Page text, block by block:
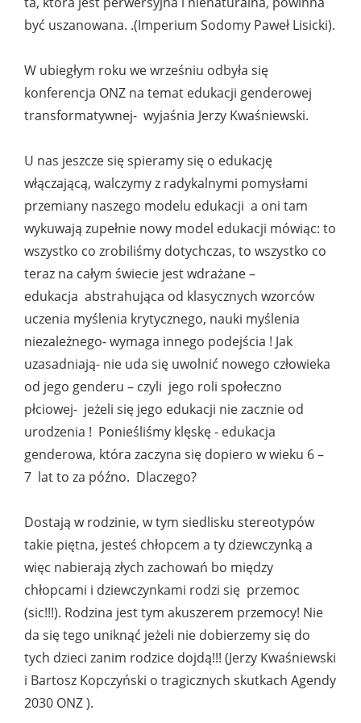
być uszanowana. .(Imperium Sodomy Paweł Lisicki).
W ubiegłym roku we wrześniu odbyła się
konferencja ONZ na temat edukacji genderowej
transformatywnej- wyjaśnia Jerzy Kwaśniewski.
U nas jeszcze się spieramy się o edukację
włączającą, walczymy z radykalnymi pomysłami
przemiany naszego modelu edukacji a oni tam
wykuwają zupełnie nowy model edukacji mówiąc: to
wszystko co zrobiliśmy dotychczas, to wszystko co
teraz na całym świecie jest wdrażane –
edukacja abstrahująca od klasycznych wzorców
uczenia myślenia krytycznego, nauki myślenia
niezależnego- wymaga innego podejścia ! Jak
uzasadniają- nie uda się uwolnić nowego człowieka
od jego genderu – czyli jego roli społeczno
płciowej- jeżeli się jego edukacji nie zacznie od
urodzenia ! Ponieśliśmy klęskę - edukacja
genderowa, która zaczyna się dopiero w wieku 6 –
7 lat to za późno. Dlaczego?
Dostają w rodzinie, w tym siedlisku stereotypów
takie piętna, jesteś chłopcem a ty dziewczynką a
więc nabierają złych zachowań bo między
chłopcami i dziewczynkami rodzi się przemoc
(sic!!!). Rodzina jest tym akuszerem przemocy! Nie
da się tego uniknąć jeżeli nie dobierzemy się do
tych dzieci zanim rodzice dojdą!!! (Jerzy Kwaśniewski
i Bartosz Kopczyński o tragicznych skutkach Agendy
2030 ONZ ).